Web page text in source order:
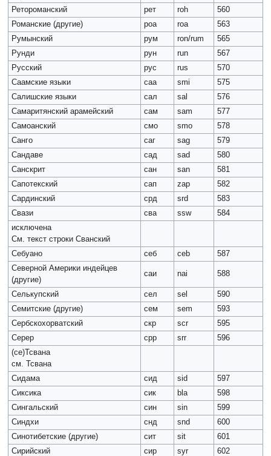
Ретороманский
peт roh
560
Романские (другие)
роа roa
563
Румынский
рум ron/rum
565
Рунди
рун run
567
Русский
рус rus
570
Саамские языки
саа smi
575
Салишские языки
сал sal
576
Самаритянский арамейский
сам sam
577
Самоанский
смо smo
578
Санго
саг sag
579
Сандаве
сад sad
580
Санскрит
сан san
581
Сапотекский
сап zap
582
Сардинский
срд srd
583
Свази
сва ssw
584
исключена
См. текст строки Сванский
Себуано
себ ceb
587
Северной Америки индейцев
(другие)
саи nai 588
Селькупский сел sel
590
Семитские (другие)
сем sem
593
Сербскохорватский
скр scr
595
Серер
срр srr
596
(се)Тсвана
см. Тсвана
Сидама
сид sid
597
Сиксика
сик bla
598
Сингальский
син sin
599
Синдхи
снд snd
600
Синотибетские (другие)
сит sit
601
Сирийский
сир syr
602